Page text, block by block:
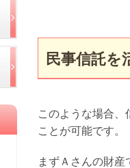
民事信託を
このような場合
ことが可能です。
まずＡさんの財